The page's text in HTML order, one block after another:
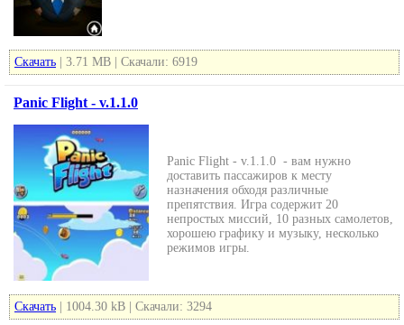
Скачать | 3.71 MB | Скачали: 6919
Panic Flight - v.1.1.0
Panic Flight - v.1.1.0 - вам нужно
доставить пассажиров к месту
назначения обходя различные
препятствия. Игра содержит 20
непростых миссий, 10 разных самолетов,
хорошею графику и музыку, несколько
режимов игры.
Скачать | 1004.30 kB | Скачали: 3294